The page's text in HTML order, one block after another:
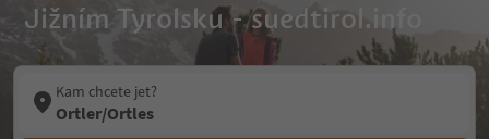
Jižním Tyrolsku - suedtirol.info
Kam chcete jet?
Ortler/Ortles